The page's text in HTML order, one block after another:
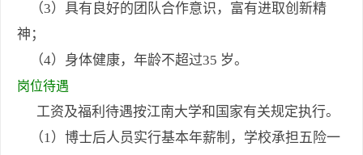
（3）具有良好的团队合作意识，富有进取创新精
神；
（4）身体健康，年龄不超过35 岁。
岗位待遇
工资及福利待遇按江南大学和国家有关规定执行。
（1）博士后人员实行基本年薪制，学校承担五险一